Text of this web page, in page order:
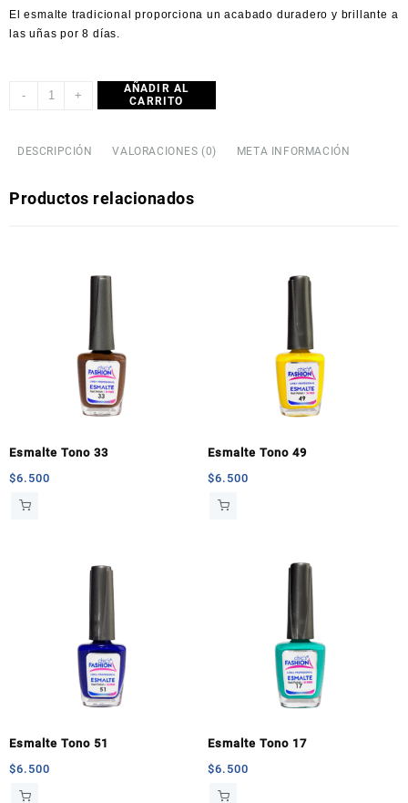
El esmalte tradicional proporciona un acabado duradero y brillante a
las uñas por 8 días.
- +
AÑADIR AL
CARRITO
DESCRIPCIÓN VALORACIONES (0) META INFORMACIÓN
Productos relacionados
Esmalte Tono 33
$6.500
Esmalte Tono 49
$6.500
Esmalte Tono 51
$6.500
Esmalte Tono 17
$6.500